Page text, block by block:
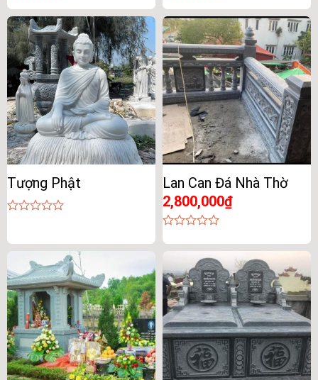
0
out
of
5
0
out
of
5
Tượng Phật
of
Lan Can Đá Nhà Thờ
2,800,000₫
5